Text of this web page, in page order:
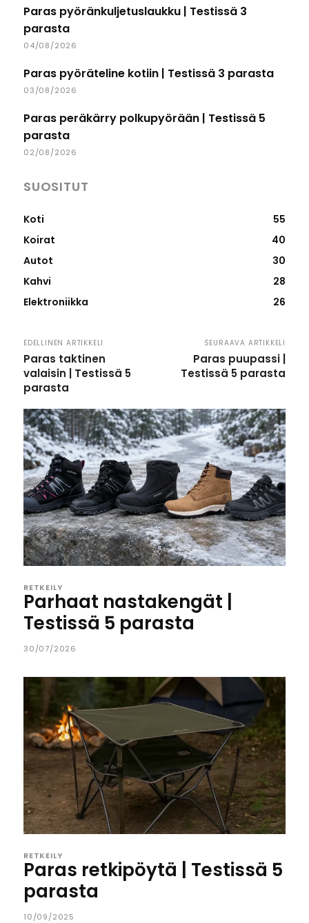
Paras pyöränkuljetuslaukku | Testissä 3
parasta
04/08/2026
Paras pyöräteline kotiin | Testissä 3 parasta
03/08/2026
Paras peräkärry polkupyörään | Testissä 5
parasta
02/08/2026
SUOSITUT
Koti
55
Koirat
40
Autot
30
Kahvi
28
Elektroniikka
26
EDELLINEN ARTIKKELI
Paras taktinen
valaisin | Testissä 5
parasta
SEURAAVA ARTIKKELI
Paras puupassi |
Testissä 5 parasta
RETKEILY
Parhaat nastakengät |
Testissä 5 parasta
30/07/2026
RETKEILY
Paras retkipöytä | Testissä 5
parasta
10/09/2025